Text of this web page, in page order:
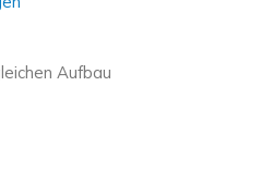
Aufbau